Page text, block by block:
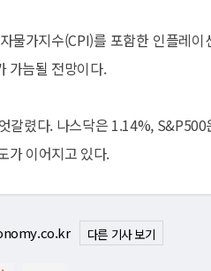
물가지수(CPI)를 포함한 인플레
가늠될 전망이다.
갈렸다. 나스닥은 1.14%,
가 이어지고 있다.
다른 기사 보기